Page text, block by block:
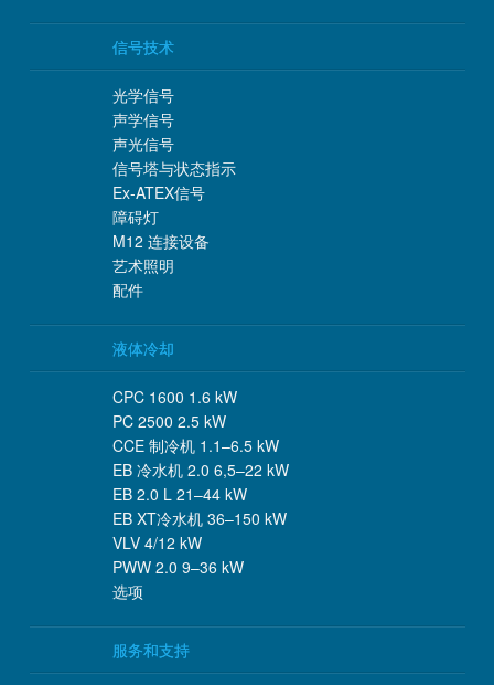
信号技术
光学信号
声学信号
声光信号
信号塔与状态指示
Ex-ATEX信号
障碍灯
M12 连接设备
艺术照明
配件
液体冷却
CPC 1600 1.6 kW
PC 2500 2.5 kW
CCE 制冷机 1.1–6.5 kW
EB 冷水机 2.0 6,5–22 kW
EB 2.0 L 21–44 kW
EB XT冷水机 36–150 kW
VLV 4/12 kW
PWW 2.0 9–36 kW
选项
服务和支持